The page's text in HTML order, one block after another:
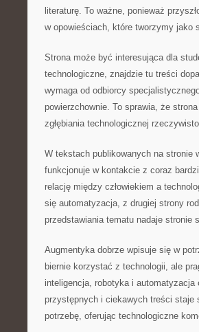
literaturę. To ważne, ponieważ
w opowieściach, które tworzymy jako
Strona może być interesująca dla
technologiczne, znajdzie tu treści
wymaga od odbiorcy
powierzchownie. To sprawia, że
zgłębiania technologicznej
W tekstach publikowanych na stronie
funkcjonuje w kontakcie z coraz
relację między człowiekiem a
się automatyzacja, z drugiej strony
przedstawiania tematu nadaje stronie
Augmentyka dobrze wpisuje się w
biernie korzystać z technologii, ale
inteligencja, robotyka i automatyzacja
przystępnych i ciekawych treści staje
potrzebę, oferując technologiczne